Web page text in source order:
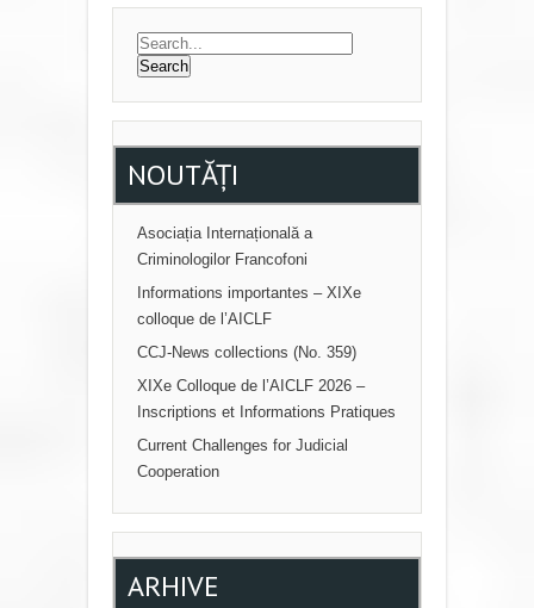
A
V
G
NOUTĂȚI
Asociația Internațională a
Criminologilor Francofoni
Informations importantes – XIXe
colloque de l’AICLF
CCJ-News collections (No. 359)
XIXe Colloque de l’AICLF 2026 –
Inscriptions et Informations Pratiques
Current Challenges for Judicial
Cooperation
ARHIVE